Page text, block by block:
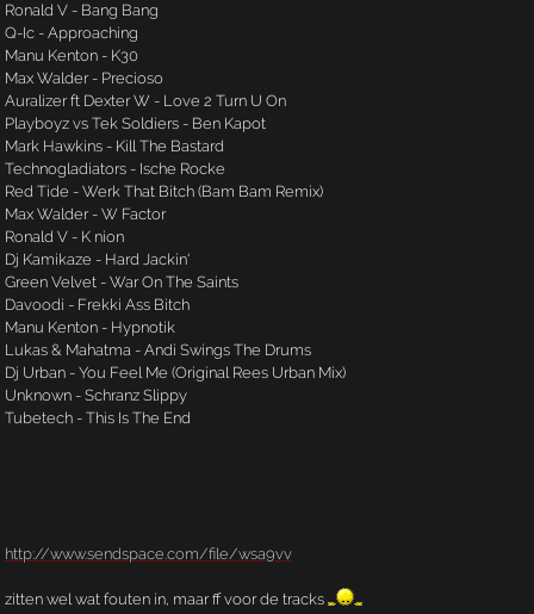
Ronald V - Bang Bang
Q-Ic - Approaching
Manu Kenton - K30
Max Walder - Precioso
Auralizer ft Dexter W - Love 2 Turn U On
Playboyz vs Tek Soldiers - Ben Kapot
Mark Hawkins - Kill The Bastard
Technogladiators - Ische Rocke
Red Tide - Werk That Bitch (Bam Bam Remix)
Max Walder - W Factor
Ronald V - K nion
Dj Kamikaze - Hard Jackin'
Green Velvet - War On The Saints
Davoodi - Frekki Ass Bitch
Manu Kenton - Hypnotik
Lukas & Mahatma - Andi Swings The Drums
Dj Urban - You Feel Me (Original Rees Urban Mix)
Unknown - Schranz Slippy
Tubetech - This Is The End
http://www.sendspace.com/file/wsa9vv
zitten wel wat fouten in, maar ff voor de tracks